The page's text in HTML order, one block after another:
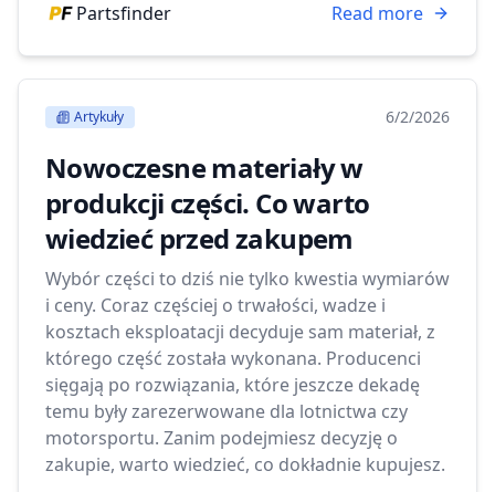
Partsfinder Read more
Artykuły 6/2/2026
Nowoczesne materiały w
produkcji części. Co warto
wiedzieć przed zakupem
Wybór części to dziś nie tylko kwestia wymiarów
i ceny. Coraz częściej o trwałości, wadze i
kosztach eksploatacji decyduje sam materiał, z
którego część została wykonana. Producenci
sięgają po rozwiązania, które jeszcze dekadę
temu były zarezerwowane dla lotnictwa czy
motorsportu. Zanim podejmiesz decyzję o
zakupie, warto wiedzieć, co dokładnie kupujesz.